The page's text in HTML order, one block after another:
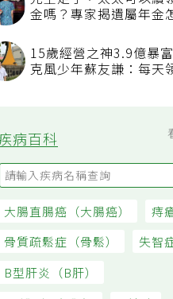
先生走了，太太可以續
看順位還要看資格
15歲經營之神3.9億暴
疾病百科